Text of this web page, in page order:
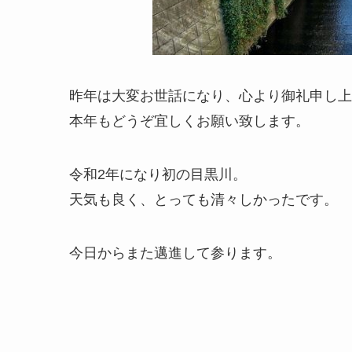
昨年は大変お世話になり、心より御礼申し
本年もどうぞ宜しくお願い致します。
令和2年になり初の目黒川。
天気も良く、とっても清々しかったです。
今日からまた邁進して参ります。